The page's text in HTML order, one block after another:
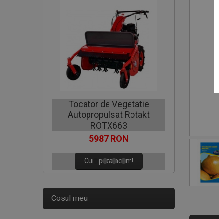
Tocator de Vegetatie
Autopropulsat Rotakt
ROTX663
5987 RON
Cumpara acum!
Cosul meu